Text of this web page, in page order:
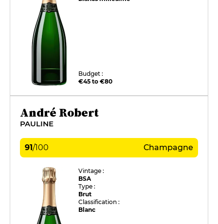
Budget :
€45 to €80
André Robert
PAULINE
91/100 Champagne
Vintage :
BSA
Type :
Brut
Classification :
Blanc